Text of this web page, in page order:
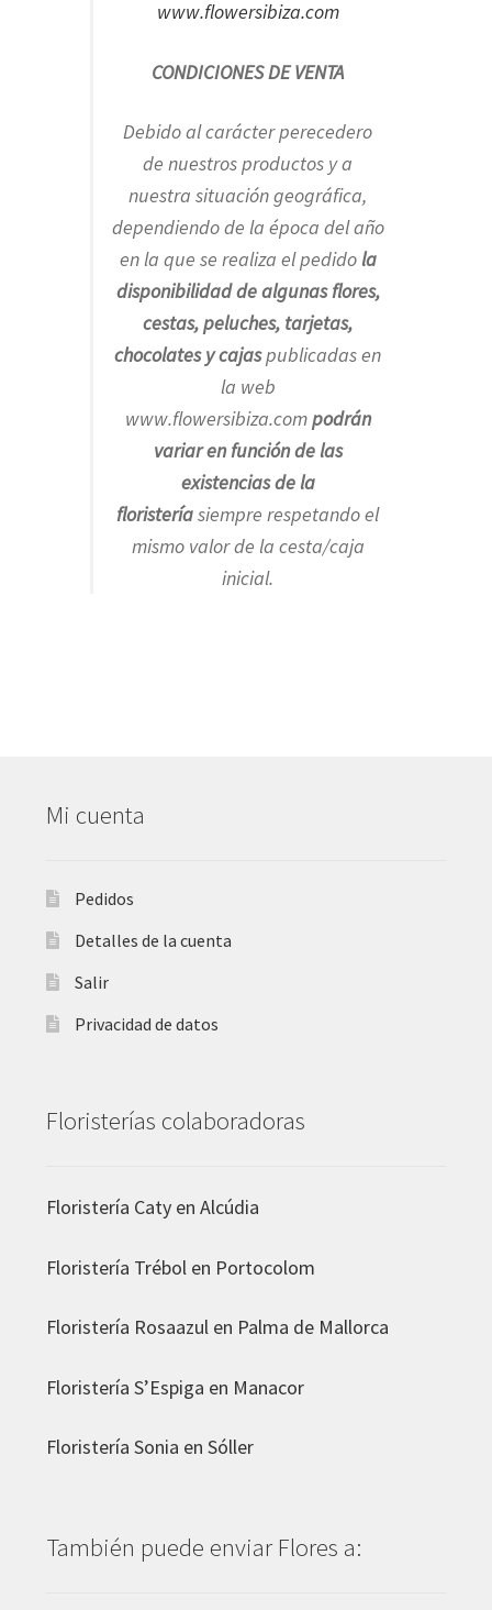
www.flowersibiza.com
CONDICIONES DE VENTA
Debido al carácter perecedero
de nuestros productos y a
nuestra situación geográfica,
dependiendo de la época del año
en la que se realiza el pedidola
disponibilidad de algunas flores,
cestas, peluches, tarjetas,
chocolates y cajaspublicadas en
la web
www.flowersibiza.compodrán
variar en función de las
existencias de la
floristeríasiempre respetando el
mismo valor de la cesta/caja
inicial.
Mi cuenta
Pedidos
Detalles de la cuenta
Salir
Privacidad de datos
Floristerías colaboradoras
Floristería Caty en Alcúdia
Floristería Trébol en Portocolom
Floristería Rosaazul en Palma de Mallorca
Floristería S’Espiga en Manacor
Floristería Sonia en Sóller
También puede enviar Flores a: